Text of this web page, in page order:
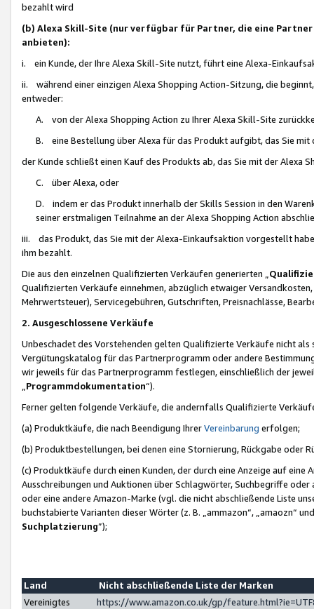
bezahlt wird
(b) Alexa Skill-Site (nur verfügbar für Partner, die eine
anbieten):
i. ein Kunde, der Ihre Alexa Skill-Site nutzt, führt eine Alexa-
ii. während einer einzigen Alexa Shopping Action-Sitzung, die
entweder:
A. von der Alexa Shopping Action zu Ihrer Alexa Skill-Site
B. eine Bestellung über Alexa für das Produkt aufgibt, das Sie mit
der Kunde schließt einen Kauf des Produkts ab, das Sie mit der Alexa
C. über Alexa, oder
D. indem er das Produkt innerhalb der Skills Session in den
seiner erstmaligen Teilnahme an der Alexa Shopping Action
iii. das Produkt, das Sie mit der Alexa-Einkaufsaktion vorgestellt
ihm bezahlt.
Die aus den einzelnen Qualifizierten Verkäufen generierten „
Qualifizierten Verkäufe einnehmen, abzüglich etwaiger
Mehrwertsteuer), Servicegebühren, Gutschriften, Preisnachlässe,
2. Ausgeschlossene Verkäufe
Unbeschadet des Vorstehenden gelten Qualifizierte Verkäufe nicht
Vergütungskatalog für das Partnerprogramm oder andere
wir jeweils für das Partnerprogramm festlegen, einschließlich der
Programmdokumentation“).
Ferner gelten folgende Verkäufe, die andernfalls Qualifizierte
(a) Produktkäufe, die nach Beendigung IhrerVereinbarung erfolgen;
(b) Produktbestellungen, bei denen eine Stornierung, Rückgabe oder
(c) Produktkäufe durch einen Kunden, der durch eine Anzeige auf
Ausschreibungen und Auktionen über Schlagwörter, Suchbegriffe
oder eine andere Amazon-Marke (vgl. die nicht abschließende Liste
buchstabierte Varianten dieser Wörter (z. B. „ammazon“, „amaozn“
Suchplatzierung”);
Land
Nicht abschließende Liste der Marken
Vereinigtes
https://www.amazon.co.uk/gp/